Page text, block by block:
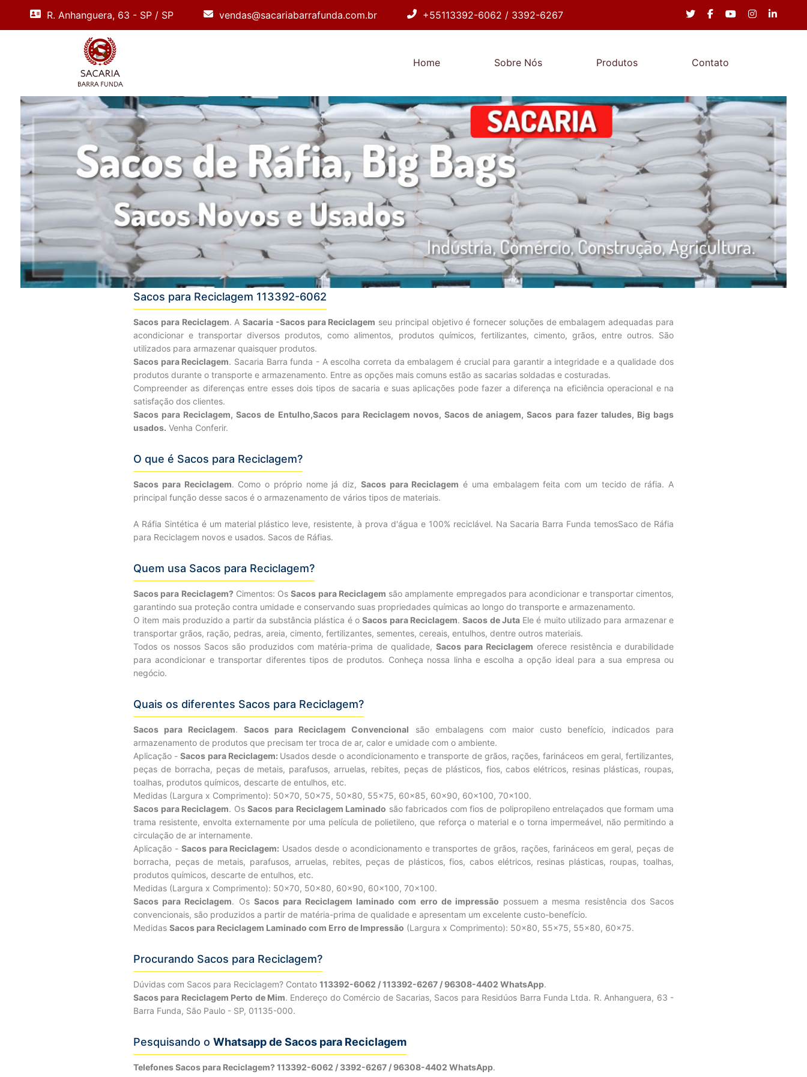
R. Anhanguera, 63 - SP / SP vendas@sacariabarrafunda.com.br +55113392-6062 / 3392-6267
Home Sobre Nós Produtos Contato
Sacos para Reciclagem 113392-6062
Sacos para Reciclagem. ASacaria -Sacos para Reciclagem seu principal objetivo é fornecer soluções de embalagem adequadas para
acondicionar e transportar diversos produtos, como alimentos, produtos químicos, fertilizantes, cimento, grãos, entre outros. São
utilizados para armazenar quaisquer produtos.
Sacos para Reciclagem. Sacaria Barra funda - A escolha correta da embalagem é crucial para garantir a integridade e a qualidade dos
produtos durante o transporte e armazenamento. Entre as opções mais comuns estão as sacarias soldadas e costuradas.
Compreender as diferenças entre esses dois tipos de sacaria e suas aplicações pode fazer a diferença na eficiência operacional e na
satisfação dos clientes.
Sacos para Reciclagem, Sacos de Entulho,Sacos para Reciclagem novos, Sacos de aniagem, Sacos para fazer taludes, Big bags
usados. Venha Conferir.
O que é Sacos para Reciclagem?
Sacos para Reciclagem. Como o próprio nome já diz, Sacos para Reciclagem é uma embalagem feita com um tecido de ráfia. A
principal função desse sacos é o armazenamento de vários tipos de materiais.
A Ráfia Sintética é um material plástico leve, resistente, à prova d'água e 100% reciclável. Na Sacaria Barra Funda temosSaco de Ráfia
para Reciclagem novos e usados. Sacos de Ráfias.
Quem usa Sacos para Reciclagem?
Sacos para Reciclagem? Cimentos: OsSacos para Reciclagem são amplamente empregados para acondicionar e transportar cimentos,
garantindo sua proteção contra umidade e conservando suas propriedades químicas ao longo do transporte e armazenamento.
O item mais produzido a partir da substância plástica é oSacos para Reciclagem.Sacos de JutaEle é muito utilizado para armazenar e
transportar grãos, ração, pedras, areia, cimento, fertilizantes, sementes, cereais, entulhos, dentre outros materiais.
Todos os nossos Sacos são produzidos com matéria-prima de qualidade, Sacos para Reciclagem oferece resistência e durabilidade
para acondicionar e transportar diferentes tipos de produtos. Conheça nossa linha e escolha a opção ideal para a sua empresa ou
negócio.
Quais os diferentes Sacos para Reciclagem?
Sacos para Reciclagem.Sacos para Reciclagem Convencional são embalagens com maior custo benefício, indicados para
armazenamento de produtos que precisam ter troca de ar, calor e umidade com o ambiente.
Aplicação -Sacos para Reciclagem: Usados desde o acondicionamento e transporte de grãos, rações, farináceos em geral, fertilizantes,
peças de borracha, peças de metais, parafusos, arruelas, rebites, peças de plásticos, fios, cabos elétricos, resinas plásticas, roupas,
toalhas, produtos químicos, descarte de entulhos, etc.
Medidas (Largura x Comprimento): 50×70, 50×75, 50×80, 55×75, 60×85, 60×90, 60×100, 70×100.
Sacos para Reciclagem. OsSacos para Reciclagem Laminado são fabricados com fios de polipropileno entrelaçados que formam uma
trama resistente, envolta externamente por uma película de polietileno, que reforça o material e o torna impermeável, não permitindo a
circulação de ar internamente.
Aplicação - Sacos para Reciclagem: Usados desde o acondicionamento e transportes de grãos, rações, farináceos em geral, peças de
borracha, peças de metais, parafusos, arruelas, rebites, peças de plásticos, fios, cabos elétricos, resinas plásticas, roupas, toalhas,
produtos químicos, descarte de entulhos, etc.
Medidas (Largura x Comprimento): 50×70, 50×80, 60×90, 60×100, 70×100.
Sacos para Reciclagem. Os Sacos para Reciclagem laminado com erro de impressão possuem a mesma resistência dos Sacos
convencionais, são produzidos a partir de matéria-prima de qualidade e apresentam um excelente custo-benefício.
Medidas Sacos para Reciclagem Laminado com Erro de Impressão (Largura x Comprimento): 50×80, 55×75, 55×80, 60×75.
Procurando Sacos para Reciclagem?
Dúvidas com Sacos para Reciclagem? Contato 113392-6062 / 113392-6267 / 96308-4402 WhatsApp.
Sacos para Reciclagem Perto de Mim. Endereço do Comércio de Sacarias, Sacos para Residúos Barra Funda Ltda. R. Anhanguera, 63 -
Barra Funda, São Paulo - SP, 01135-000.
Pesquisando o Whatsapp de Sacos para Reciclagem
Telefones Sacos para Reciclagem? 113392-6062 / 3392-6267 / 96308-4402 WhatsApp.